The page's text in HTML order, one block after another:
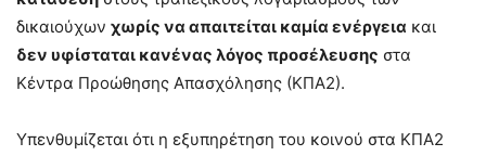
δικαιούχων χωρίς να απαιτείται καμία ενέργεια και
δεν υφίσταται κανένας λόγος προσέλευσης στα
Κέντρα Προώθησης Απασχόλησης (ΚΠΑ2).
Υπενθυμίζεται ότι η εξυπηρέτηση του κοινού στα ΚΠΑ2